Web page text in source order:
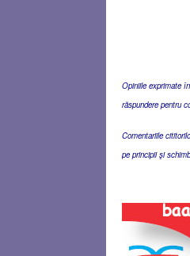
Opiniile exprimate
răspundere pentru
Comentariile
pe principii şi